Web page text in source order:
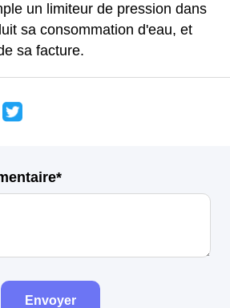
un limiteur de pression dans
sa consommation d'eau, et
sa facture.
Envoyer